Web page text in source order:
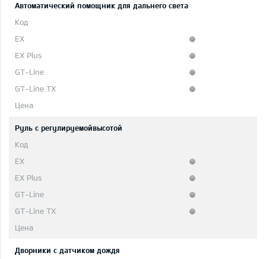
Автоматический помощник для дальнего света
Руль с регулируемойвысотой
Дворники с датчиком дождя